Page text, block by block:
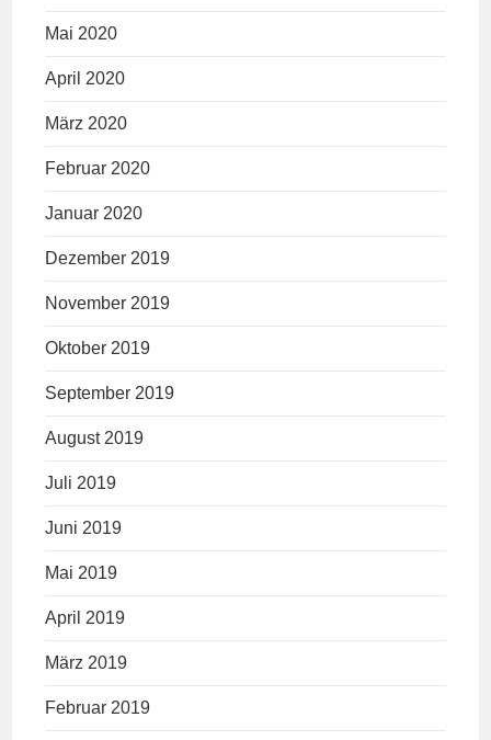
Mai 2020
April 2020
März 2020
Februar 2020
Januar 2020
Dezember 2019
November 2019
Oktober 2019
September 2019
August 2019
Juli 2019
Juni 2019
Mai 2019
April 2019
März 2019
Februar 2019